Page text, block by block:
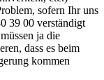
sofern Ihr uns
39 00 verständigt
ja die
dass es beim
kommen